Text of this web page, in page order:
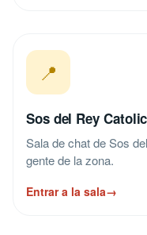
📍
Sos del Rey
Sala de chat de Sos
gente de la zona.
Entrar a la sala→